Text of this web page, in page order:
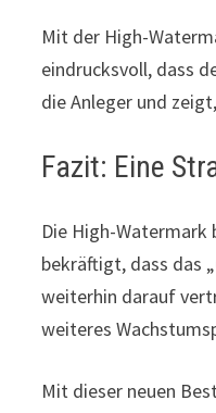
Mit der High-
eindrucksvoll, dass
die Anleger und
Fazit: Eine
Die High-Watermark
bekräftigt, dass das
weiterhin darauf
weiteres
Mit dieser neuen